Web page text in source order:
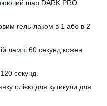
шар DARK PRO
гель-лаком в 1 або в 2
лампі 60 секунд кожен
секунд.
олією для кутикули для